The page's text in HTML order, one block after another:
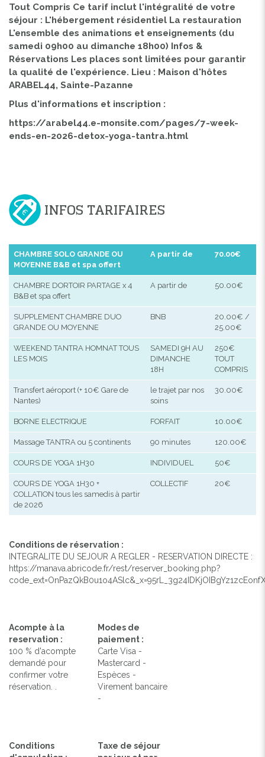
Tout Compris Ce tarif inclut l'intégralité de votre
séjour : L'hébergement résidentiel La restauration
L'ensemble des animations et enseignements (du
samedi 09h00 au dimanche 18h00) Infos &
Réservations Les places sont limitées pour garantir
la qualité de l'expérience. Lieu : Maison d'hôtes
ARABEL44, Sainte-Pazanne
Plus d'informations et inscription :
https://arabel44.e-monsite.com/pages/7-week-
ends-en-2026-detox-yoga-tantra.html
INFOS TARIFAIRES
CHAMBRE SOLO GRANDE OU
MOYENNE B&B et spa offert
A partir de 70.00€
CHAMBRE DORTOIR PARTAGE x 4
B&B et spa offert
A partir de 50.00€
SUPPLEMENT CHAMBRE DUO
GRANDE OU MOYENNE
BNB
20.00€ /
25.00€
WEEKEND TANTRA HOMNAT TOUS
LES MOIS
SAMEDI 9H AU
DIMANCHE
18H
250€
TOUT
COMPRIS
Transfert aéroport (+ 10€ Gare de
Nantes)
le trajet par nos
soins
30.00€
BORNE ELECTRIQUE FORFAIT 10.00€
Massage TANTRA ou 5 continents 90 minutes 120.00€
COURS DE YOGA 1H30 INDIVIDUEL 50€
COURS DE YOGA 1H30 +
COLLATION tous les samedis à partir
de 2026
COLLECTIF 20€
Conditions de réservation :
INTEGRALITE DU SEJOUR A REGLER - RESERVATION DIRECTE :
https://manava.abricode.fr/rest/reserver_booking.php?
Acompte à la
reservation :
100 % d'acompte
demandé pour
confirmer votre
réservation. .
Modes de
paiement :
Carte Visa -
Mastercard -
Espèces -
Virement bancaire
-
Conditions
Taxe de séjour